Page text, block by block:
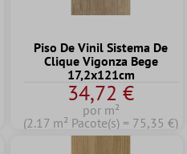
Piso De Vinil Sistema De
Clique Vigonza Bege
17,2x121cm
34,72 €
por m²
(2.17 m² Pacote(s) = 75,35 €)